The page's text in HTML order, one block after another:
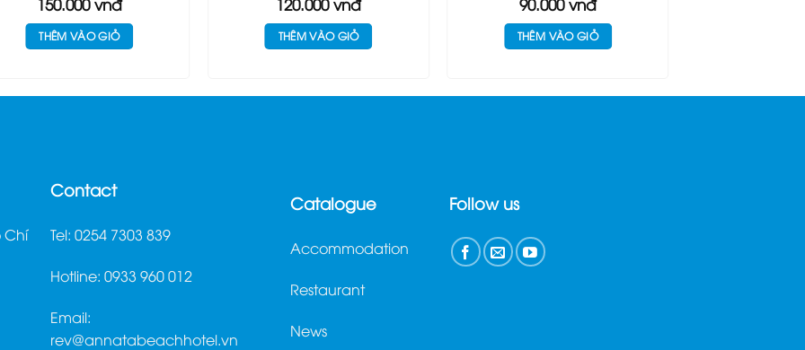
THÊM VÀO GIỎ THÊM VÀO GIỎ THÊM VÀO GIỎ
Chí
Contact
Tel: 0254 7303 839
Hotline: 0933 960 012
Email:
rev@annatabeachhotel.vn
Catalogue
Accommodation
Restaurant
News
Follow us